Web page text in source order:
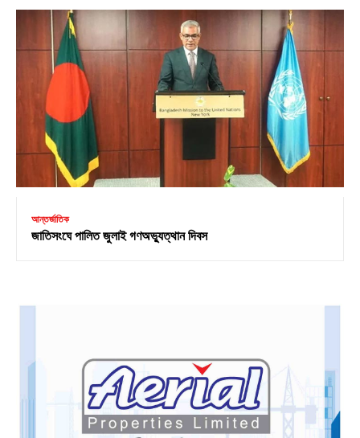
আন্তর্জাতিক
জাতিসংঘে পালিত জুলাই গণঅভ্যুত্থান দিবস